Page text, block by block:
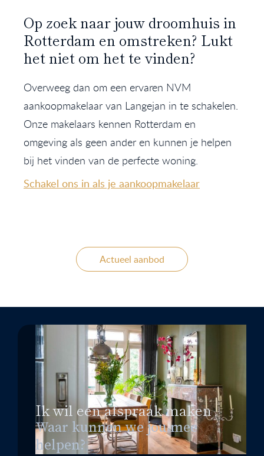
Op zoek naar jouw droomhuis in
Rotterdam en omstreken? Lukt
het niet om het te vinden?
Overweeg dan om een ervaren NVM
aankoopmakelaar van Langejan in te schakelen.
Onze makelaars kennen Rotterdam en
omgeving als geen ander en kunnen je helpen
bij het vinden van de perfecte woning.
Schakel ons in als je aankoopmakelaar
Actueel aanbod
Ik wil een afspraak maken
Waar kunnen we jou mee
helpen?